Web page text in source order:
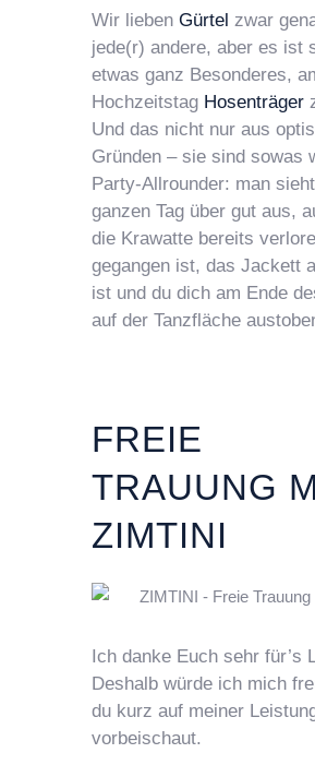
Wir lieben Gürtel zwar
jede(r) andere, aber es ist
etwas ganz Besonderes,
Hochzeitstag Hosenträger
Und das nicht nur aus
Gründen – sie sind sowas
Party-Allrounder: man
ganzen Tag über gut aus,
die Krawatte bereits
gegangen ist, das Jackett
ist und du dich am Ende
auf der Tanzfläche
FREIE
TRAUUNG
ZIMTINI
Ich danke Euch sehr für’s
Deshalb würde ich mich
du kurz auf meiner
vorbeischaut.